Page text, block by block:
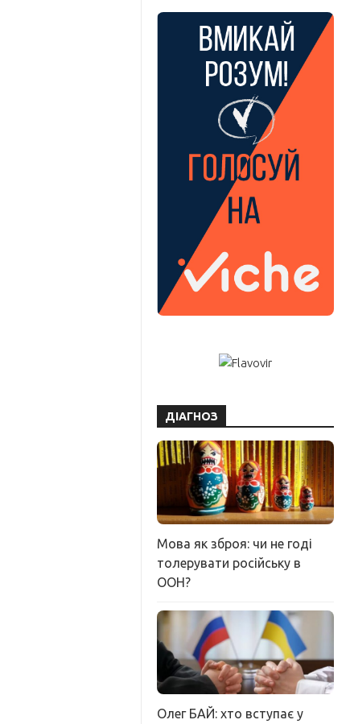
ДІАГНОЗ
Мова як зброя: чи не годі
толерувати російську в
ООН?
Олег БАЙ: хто вступає у